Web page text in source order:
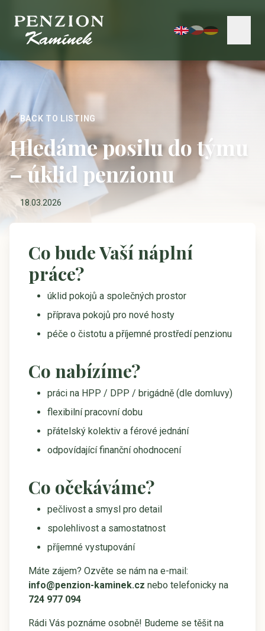
BACK TO LISTING
Hledáme posilu do týmu
– úklid penzionu
18.03.2026
Co bude Vaší náplní
práce?
úklid pokojů a společných prostor
příprava pokojů pro nové hosty
péče o čistotu a příjemné prostředí penzionu
Co nabízíme?
práci na HPP / DPP / brigádně (dle domluvy)
flexibilní pracovní dobu
přátelský kolektiv a férové jednání
odpovídající finanční ohodnocení
Co očekáváme?
pečlivost a smysl pro detail
spolehlivost a samostatnost
příjemné vystupování
Máte zájem? Ozvěte se nám na e-mail:
info@penzion-kaminek.cz nebo telefonicky na
724 977 094
Rádi Vás poznáme osobně! Budeme se těšit na